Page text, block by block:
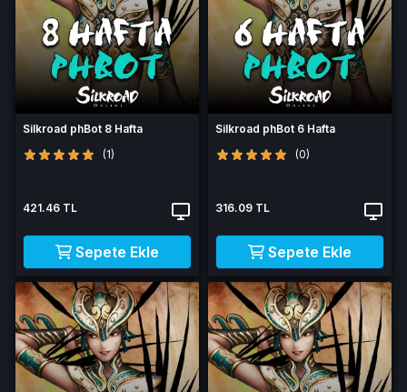
Silkroad phBot 8 Hafta
(1)
421.46 TL
Sepete Ekle
Silkroad phBot 6 Hafta
(0)
316.09 TL
Sepete Ekle